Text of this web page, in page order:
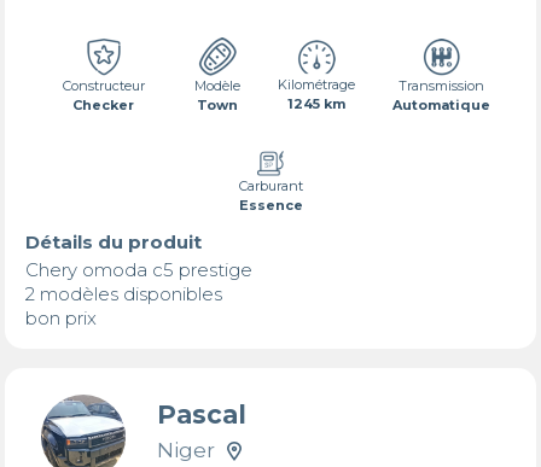
Constructeur
Checker
Modèle
Town
Kilométrage
1245 km
Transmission
Automatique
Carburant
Essence
Détails du produit
Chery omoda c5 prestige
2 modèles disponibles
bon prix
Pascal
Niger